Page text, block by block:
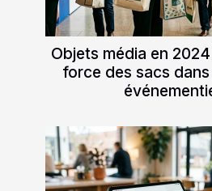
Objets média en
force des sacs